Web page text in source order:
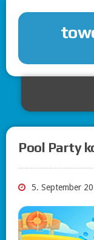
Pool Party
5. September